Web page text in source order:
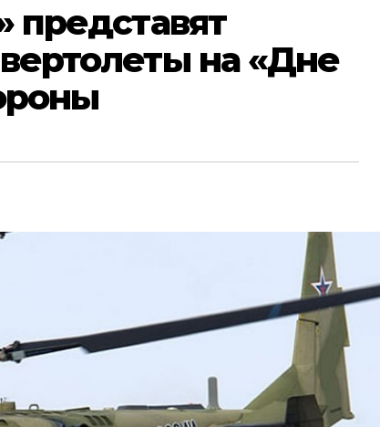
представят
на «Дне